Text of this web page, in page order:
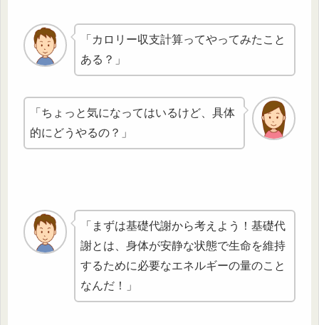
「カロリー収支計算ってやってみたこと
ある？」
「ちょっと気になってはいるけど、具体
的にどうやるの？」
「まずは基礎代謝から考えよう！基礎代
謝とは、身体が安静な状態で生命を維持
するために必要なエネルギーの量のこと
なんだ！」